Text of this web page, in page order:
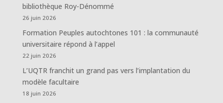
bibliothèque Roy-Dénommé
26 juin 2026
Formation Peuples autochtones 101 : la communauté
universitaire répond à l’appel
22 juin 2026
L’UQTR franchit un grand pas vers l’implantation du
modèle facultaire
18 juin 2026